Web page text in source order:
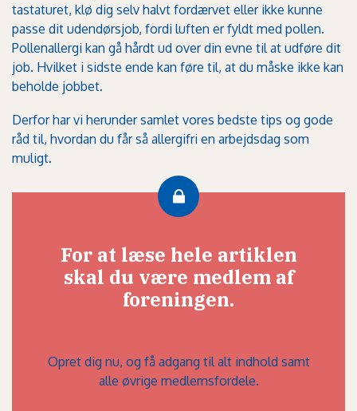
tastaturet, klø dig selv halvt fordærvet eller ikke kunne
passe dit udendørsjob, fordi luften er fyldt med pollen.
Pollenallergi kan gå hårdt ud over din evne til at udføre dit
job. Hvilket i sidste ende kan føre til, at du måske ikke kan
beholde jobbet.
Derfor har vi herunder samlet vores bedste tips og gode
råd til, hvordan du får så allergifri en arbejdsdag som
muligt.
For at læse hele artiklen
skal du være medlem af
foreningen.
Opret dig nu, og få adgang til alt indhold samt
alle øvrige medlemsfordele.